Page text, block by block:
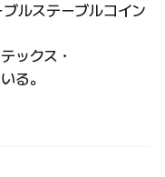
ルステーブルコイン
ックス・
る。